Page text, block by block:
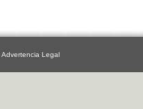
Advertencia Legal